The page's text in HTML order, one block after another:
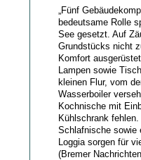
„Fünf
bedeutsame Rolle
See gesetzt. Auf
Grundstücks nicht
Komfort
Lampen sowie
kleinen Flur, vom
Wasserboiler
Kochnische mit
Kühlschrank
Schlafnische sowie
Loggia sorgen für
(Bremer